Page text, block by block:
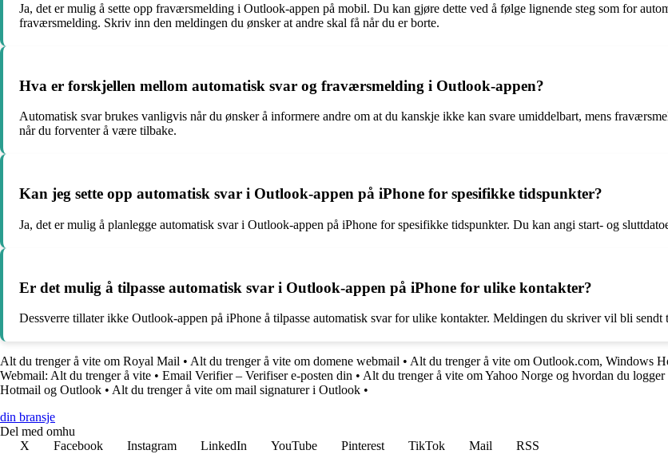
Ja, det er mulig å sette opp fraværsmelding i Outlook-appen på mobil. Du kan gjøre dette ved å følge lignende steg som for
fraværsmelding. Skriv inn den meldingen du ønsker at andre skal få når du er borte.
Hva er forskjellen mellom automatisk svar og fraværsmelding i Outlook-appen?
Automatisk svar brukes vanligvis når du ønsker å informere andre om at du kanskje ikke kan svare umiddelbart, mens
når du forventer å være tilbake.
Kan jeg sette opp automatisk svar i Outlook-appen på iPhone for spesifikke tidspunkter?
Ja, det er mulig å planlegge automatisk svar i Outlook-appen på iPhone for spesifikke tidspunkter. Du kan angi start- og
Er det mulig å tilpasse automatisk svar i Outlook-appen på iPhone for ulike kontakter?
Dessverre tillater ikke Outlook-appen på iPhone å tilpasse automatisk svar for ulike kontakter. Meldingen du skriver vil bli
Alt du trenger å vite om Royal Mail • Alt du trenger å vite om domene webmail • Alt du trenger å vite om Outlook.com, Windows
Webmail: Alt du trenger å vite • Email Verifier – Verifiser e-posten din • Alt du trenger å vite om Yahoo Norge og hvordan du logger
Hotmail og Outlook • Alt du trenger å vite om mail signaturer i Outlook •
din bransje
Del med omhu
X
Facebook Instagram LinkedIn YouTube Pinterest TikTok Mail
RSS